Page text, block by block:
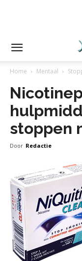
Home Mentaal
stoppen
Door Redactie